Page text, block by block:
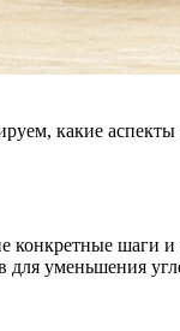
какие
конкретные шаги
уменьшения